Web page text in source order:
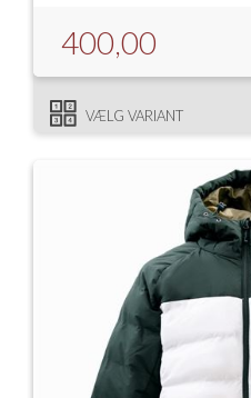
400,00
VÆLG VARIANT